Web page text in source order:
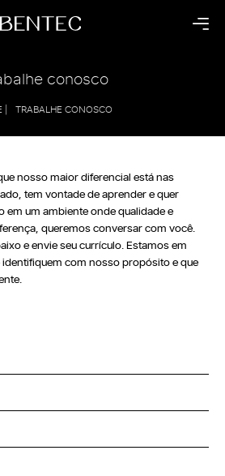
Corporativo
Hospitalidade
Institucional
A Bentec
Linha do Tempo
Tecnologia
Sustentabilidade
conosco
TRABALHE CONOSCO
nosso maior diferencial está nas
tem vontade de aprender e quer
em um ambiente onde qualidade e
queremos conversar com você.
e envie seu currículo. Estamos em
identifiquem com nosso propósito e que